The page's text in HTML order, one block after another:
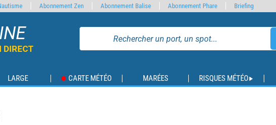
DIRECT
LARGE CARTE MÉTÉO MARÉES RISQUES MÉTÉO
Abonnement Zen Abonnement Balise Abonnement Phare Briefing